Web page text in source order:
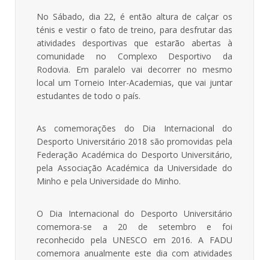
No Sábado, dia 22, é então altura de calçar os
ténis e vestir o fato de treino, para desfrutar das
atividades desportivas que estarão abertas à
comunidade no Complexo Desportivo da
Rodovia. Em paralelo vai decorrer no mesmo
local um Torneio Inter-Academias, que vai juntar
estudantes de todo o país.
As comemorações do Dia Internacional do
Desporto Universitário 2018 são promovidas pela
Federação Académica do Desporto Universitário,
pela Associação Académica da Universidade do
Minho e pela Universidade do Minho.
O Dia Internacional do Desporto Universitário
comemora-se a 20 de setembro e foi
reconhecido pela UNESCO em 2016. A FADU
comemora anualmente este dia com atividades